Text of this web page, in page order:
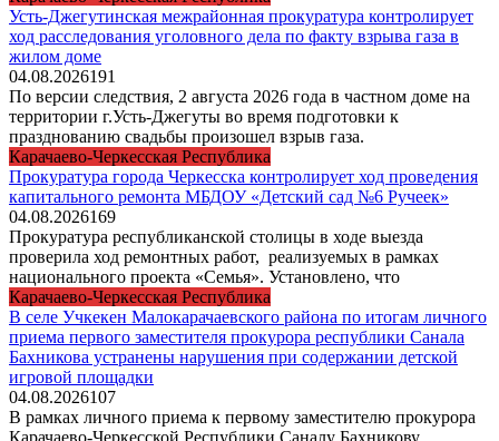
Усть-Джегутинская межрайонная прокуратура контролирует
ход расследования уголовного дела по факту взрыва газа в
жилом доме
04.08.2026191
По версии следствия, 2 августа 2026 года в частном доме на
территории г.Усть-Джегуты во время подготовки к
празднованию свадьбы произошел взрыв газа.
Карачаево-Черкесская Республика
Прокуратура города Черкесска контролирует ход проведения
капитального ремонта МБДОУ «Детский сад №6 Ручеек»
04.08.2026169
Прокуратура республиканской столицы в ходе выезда
проверила ход ремонтных работ, реализуемых в рамках
национального проекта «Семья». Установлено, что
Карачаево-Черкесская Республика
В селе Учкекен Малокарачаевского района по итогам личного
приема первого заместителя прокурора республики Санала
Бахникова устранены нарушения при содержании детской
игровой площадки
04.08.2026107
В рамках личного приема к первому заместителю прокурора